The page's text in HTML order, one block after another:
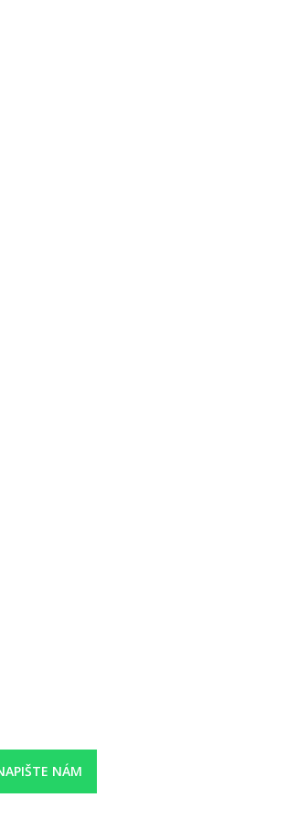
privátní bar, Nespresso kávovar,
NÁM